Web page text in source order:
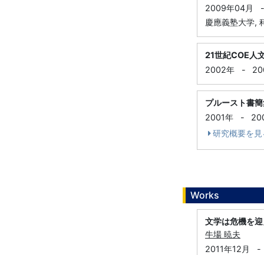
2009年04月
-
慶應義塾大学,
21世紀COE人
2002年
-
プルースト書
2001年
-
研究概要を見
Works
文学は危機を
牛場 暁夫
2011年12月
-